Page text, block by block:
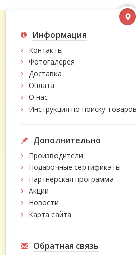
Информация
Контакты
Фотогалерея
Доставка
Оплата
О нас
Инструкция по поиску товаров
Дополнительно
Производители
Подарочные сертификаты
Партнёрская программа
Акции
Новости
Карта сайта
Обратная связь